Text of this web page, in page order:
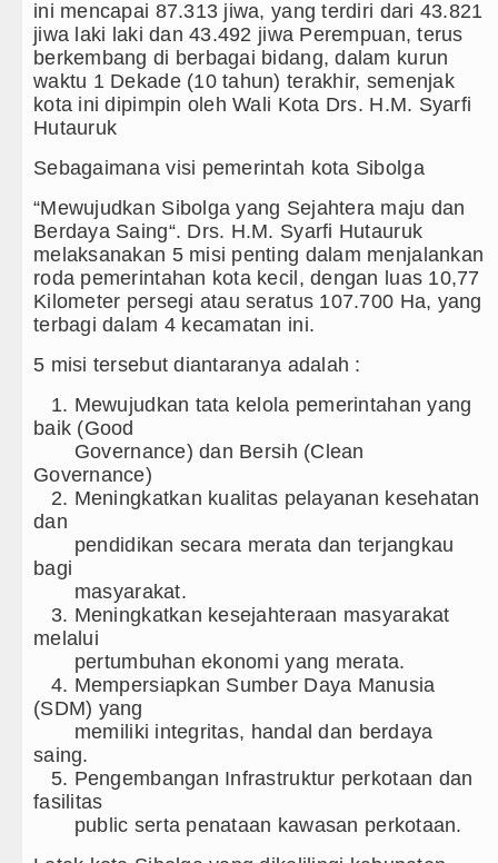
Pejabat, Tekankan Integritas dan Inovasi Pelayanan
Orientasi Seksual Hanya Ada di Alam Pikiran
Brigjen TNI Ali Imran Sebut TNI Terus
Melalui Hubungan Seksual Bukan Karena
PM Bangladesh Sheikh Hasina Hadapi Ancam
Laga Persahabatan di Swedia 8 Agustus 2026
Persahabatan di Optus Stadium Perth Sabtu 8
ke Ferencvaros Persahabatan Minggu 9 Agustus
Kapolda Sumut Hadiri Revitalisasi TK
Amankan Aset Pemprov di Binjai
Pejabat, Tekankan Integritas dan Inovasi Pelayanan
Orientasi Seksual Hanya Ada di Alam Pikiran
Brigjen TNI Ali Imran Sebut TNI Terus
Melalui Hubungan Seksual Bukan Karena
PM Bangladesh Sheikh Hasina Hadapi Ancam
ini mencapai 87.313 jiwa, yang terdiri dari 43.821
jiwa laki laki dan 43.492 jiwa Perempuan, terus
berkembang di berbagai bidang, dalam kurun
waktu 1 Dekade (10 tahun) terakhir, semenjak
kota ini dipimpin oleh Wali Kota Drs. H.M. Syarfi
Hutauruk
Sebagaimana visi pemerintah kota Sibolga
“Mewujudkan Sibolga yang Sejahtera maju dan
Berdaya Saing“. Drs. H.M. Syarfi Hutauruk
melaksanakan 5 misi penting dalam menjalankan
roda pemerintahan kota kecil, dengan luas 10,77
Kilometer persegi atau seratus 107.700 Ha, yang
terbagi dalam 4 kecamatan ini.
5 misi tersebut diantaranya adalah :
1. Mewujudkan tata kelola pemerintahan yang
baik (Good
Governance) dan Bersih (Clean
Governance)
2. Meningkatkan kualitas pelayanan kesehatan
dan
pendidikan secara merata dan terjangkau
bagi
masyarakat.
3. Meningkatkan kesejahteraan masyarakat
melalui
pertumbuhan ekonomi yang merata.
4. Mempersiapkan Sumber Daya Manusia
(SDM) yang
memiliki integritas, handal dan berdaya
saing.
5. Pengembangan Infrastruktur perkotaan dan
fasilitas
public serta penataan kawasan perkotaan.